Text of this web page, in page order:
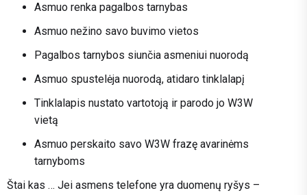
Asmuo renka pagalbos tarnybas
Asmuo nežino savo buvimo vietos
Pagalbos tarnybos siunčia asmeniui nuorodą
Asmuo spustelėja nuorodą, atidaro tinklalapį
Tinklalapis nustato vartotoją ir parodo jo W3W
vietą
Asmuo perskaito savo W3W frazę avarinėms
tarnyboms
Štai kas … Jei asmens telefone yra duomenų ryšys –